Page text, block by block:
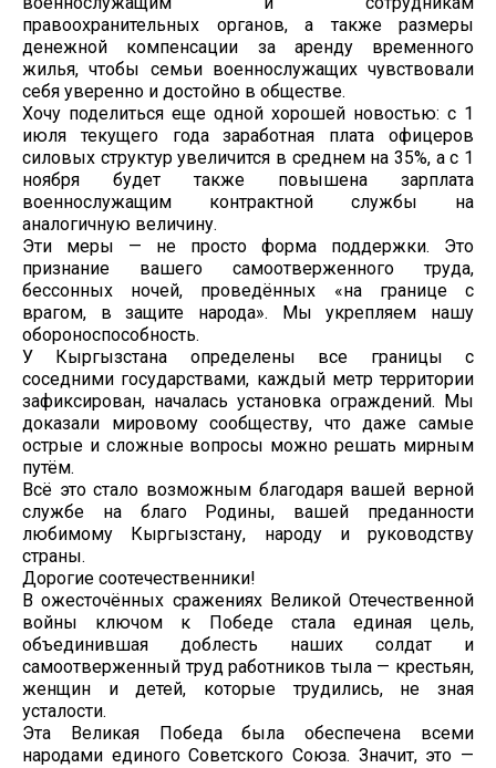
правоохранительных органов, а также размеры
денежной компенсации за аренду временного
жилья, чтобы семьи военнослужащих чувствовали
себя уверенно и достойно в обществе.
Хочу поделиться еще одной хорошей новостью: с 1
июля текущего года заработная плата офицеров
силовых структур увеличится в среднем на 35%, а с 1
ноября будет также повышена зарплата
военнослужащим контрактной службы на
аналогичную величину.
Эти меры — не просто форма поддержки. Это
признание вашего самоотверженного труда,
бессонных ночей, проведённых «на границе с
врагом, в защите народа». Мы укрепляем нашу
обороноспособность.
У Кыргызстана определены все границы с
соседними государствами, каждый метр территории
зафиксирован, началась установка ограждений. Мы
доказали мировому сообществу, что даже самые
острые и сложные вопросы можно решать мирным
путём.
Всё это стало возможным благодаря вашей верной
службе на благо Родины, вашей преданности
любимому Кыргызстану, народу и руководству
страны.
Дорогие соотечественники!
В ожесточённых сражениях Великой Отечественной
войны ключом к Победе стала единая цель,
объединившая доблесть наших солдат и
самоотверженный труд работников тыла — крестьян,
женщин и детей, которые трудились, не зная
усталости.
Эта Великая Победа была обеспечена всеми
народами единого Советского Союза. Значит, это —